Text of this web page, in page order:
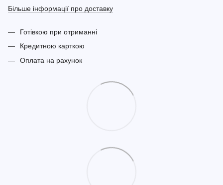
Більше інформації про доставку
Готівкою при отриманні
Кредитною карткою
Оплата на рахунок